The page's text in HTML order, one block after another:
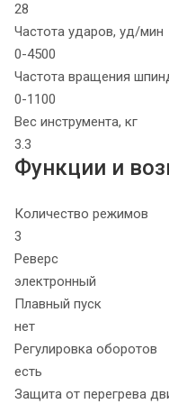
28
Частота ударов, уд/мин
0-4500
Частота вращения
0-1100
Вес инструмента, кг
3.3
Функции и
Количество режимов
3
Реверс
электронный
Плавный пуск
нет
Регулировка оборотов
есть
Защита от перегрева